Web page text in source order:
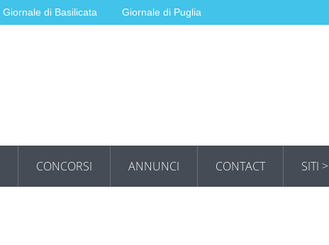
Giornale di Basilicata Giornale di Puglia
CONCORSI ANNUNCI CONTACT SITI >